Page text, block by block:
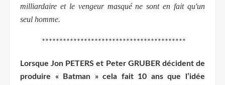
milliardaire et le vengeur masqué ne sont en fait qu'un
seul homme.
*****************************************
Lorsque Jon PETERS et Peter GRUBER décident de
produire « Batman » cela fait 10 ans que l’idée